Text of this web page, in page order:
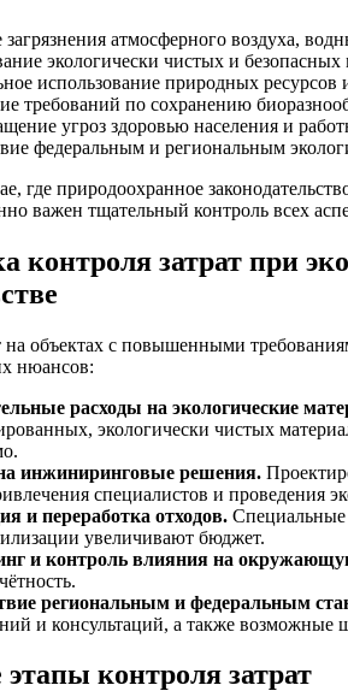
атмосферного воздуха,
экологически чистых и безопасных
использование природных ресурсов
требований по сохранению
угроз здоровью населения и
федеральным и региональным
где природоохранное
важен тщательный контроль всех
контроля затрат при
на объектах с повышенными
нюансов:
расходы на экологические
экологически чистых
инжиниринговые решения.
специалистов и проведения
и переработка отходов. Специальные
увеличивают бюджет.
и контроль влияния на
региональным и федеральным
и консультаций, а также возможные
контроля затрат